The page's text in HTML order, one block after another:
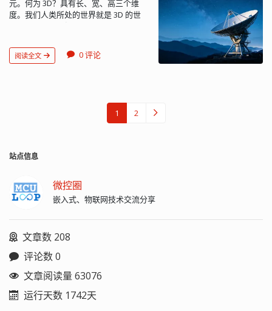
始到文件末尾的总字节数，该字段的数
值加 8 为文件的总长度 char format[4];
格式子块标识"fmt " uint32_t size; //格
式子块长度，其数值不确定,取决于编码
的 WAV 文件使用 PCM 脉冲编码调制格
式,PCM = 1 uint16_t channels; //通道
uint32_t data_rate; //数据传输率 声道
放软件利用此值可以估计缓冲区的大小
uint16_t block_align; //块对齐字节数 =
声道数×位数/8，播放软件需要一次处理
采样位数，存储每个采样值所用的二进
16、24、32 } wav_fmt_t; typedef struct
WavData { char id[4]; //"data" uint32_t
size; //data size，从下个字段到格式子
块结束的字节数 } wav_data_t; typedef
元。何为 3D？具有长、宽、高三个维
度。我们人类所处的世界就是 3D 的世
界，我们世界的投影则是 2D 的，就像我
阅读全文 0 评论
1 2
站点信息
微控圈
嵌入式、物联网技术交流分享
文章数 208
评论数 0
文章阅读量 63076
运行天数 1742天